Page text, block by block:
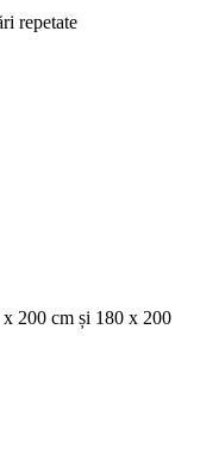
repetate
x 200 cm și 180 x 200